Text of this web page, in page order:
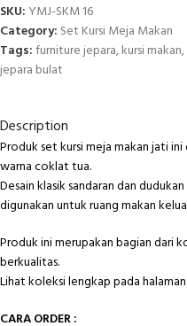
SKU: YMJ-SKM 16
Category: Set Kursi Meja Makan
Tags:furniture jepara,kursi makan,
jepara bulat
Description
Produk set kursi meja makan jati
warna coklat tua.
Desain klasik sandaran dan
digunakan untuk ruang makan
Produk ini merupakan bagian dari
berkualitas.
Lihat koleksi lengkap pada halaman
CARA ORDER :